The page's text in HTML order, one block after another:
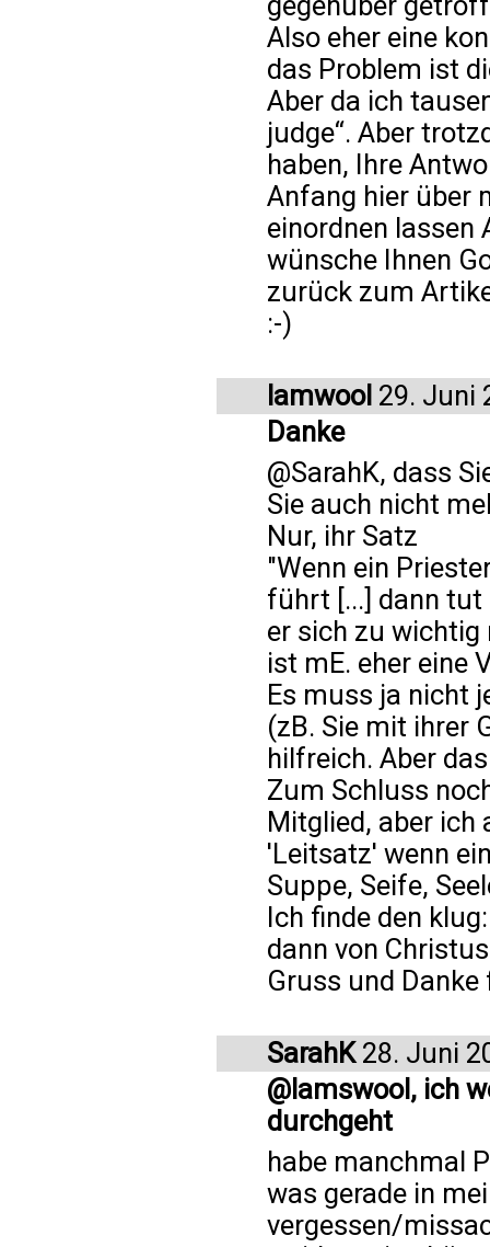
Also eher eine
das Problem ist
Aber da ich
judge“. Aber
haben, Ihre
Anfang hier über
einordnen lassen
wünsche Ihnen
zurück zum
:-)
lamwool 29. Juni
Danke
@SarahK, dass
Sie auch nicht
Nur, ihr Satz
"Wenn ein
führt [...] dann tut
er sich zu wichtig
ist mE. eher eine
Es muss ja nicht
(zB. Sie mit ihrer
hilfreich. Aber
Zum Schluss
Mitglied, aber ich
'Leitsatz' wenn
Suppe, Seife,
Ich finde den
dann von
Gruss und
SarahK28. Juni
@lamswool, ich
durchgeht
habe manchmal
was gerade in
vergessen/